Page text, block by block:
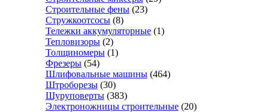
Строительные фены (23)
Стружкоотсосы (8)
Тележки аккумуляторные (1)
Тепловизоры (2)
Толщиномеры (1)
Фрезеры (54)
Шлифовальные машины (464)
Штроборезы (30)
Шуруповерты (383)
Электроножницы строительные (20)